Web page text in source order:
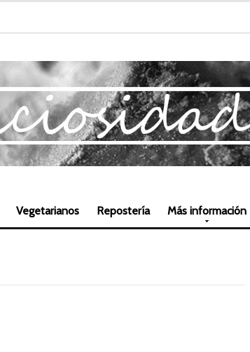
Vegetarianos Repostería Más información